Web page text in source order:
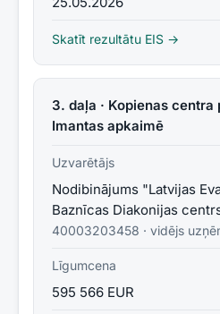
Skatīt rezultātu EIS →
3. daļa · Kopienas
Imantas apkaimē
Uzvarētājs
Nodibinājums "Latvijas
Baznīcas Diakonijas
40003203458 · vidējs
Līgumcena
595 566 EUR